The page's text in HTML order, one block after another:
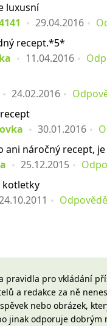
luxusní
29.04.2016
recept.*5*
11.04.2016
24.02.2016
30.01.2016
ani náročný recept,
25.12.2015
kotletky
pravidla pro vkládání
a redakce za ně
nebo obrázek,
jinak odporuje dobrým